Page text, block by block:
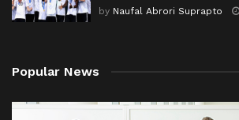
by Naufal Abrori Suprapto
Popular News